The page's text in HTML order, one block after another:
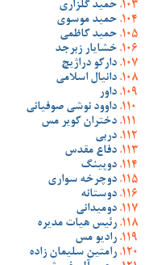
حمید گلزاری
حمید موسوی
حمید کاظمی
خشایار زبرجد
دارکو دراژیچ
دانیال اسلامی
داور
داوود نوشی صوفیانی
دختران کویر مس
دربی
دفاع مقدس
دوپینگ
دوچرخه سواری
دوستانه
دومیدانی
رئیس هیات مدیره
رادیو مس
رامتین سلیمان زاده